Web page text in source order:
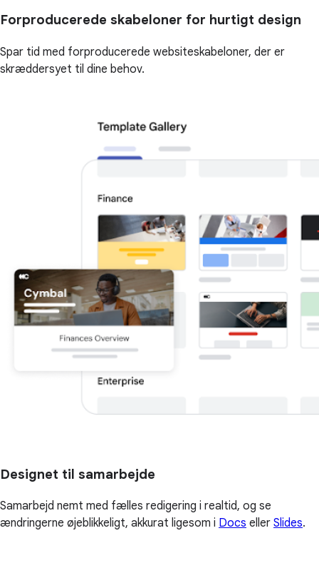
Forproducerede skabeloner for hurtigt design
Spar tid med forproducerede websiteskabeloner, der er
skræddersyet til dine behov.
Designet til samarbejde
Samarbejd nemt med fælles redigering i realtid, og se
ændringerne øjeblikkeligt, akkurat ligesom i Docs eller Slides.